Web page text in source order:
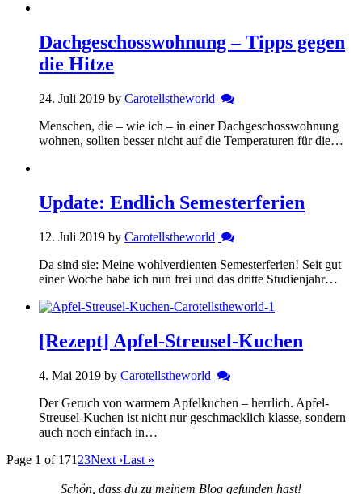
Dachgeschosswohnung – Tipps gegen
die Hitze
24. Juli 2019 by Carotellstheworld
Menschen, die – wie ich – in einer Dachgeschosswohnung
wohnen, sollten besser nicht auf die Temperaturen für die…
Update: Endlich Semesterferien
12. Juli 2019 by Carotellstheworld
Da sind sie: Meine wohlverdienten Semesterferien! Seit gut
einer Woche habe ich nun frei und das dritte Studienjahr…
[Rezept] Apfel-Streusel-Kuchen
4. Mai 2019 by Carotellstheworld
Der Geruch von warmem Apfelkuchen – herrlich. Apfel-
Streusel-Kuchen ist nicht nur geschmacklich klasse, sondern
auch noch einfach in…
Page 1 of 171 23Next ›Last »
Schön, dass du zu meinem Blog gefunden hast!